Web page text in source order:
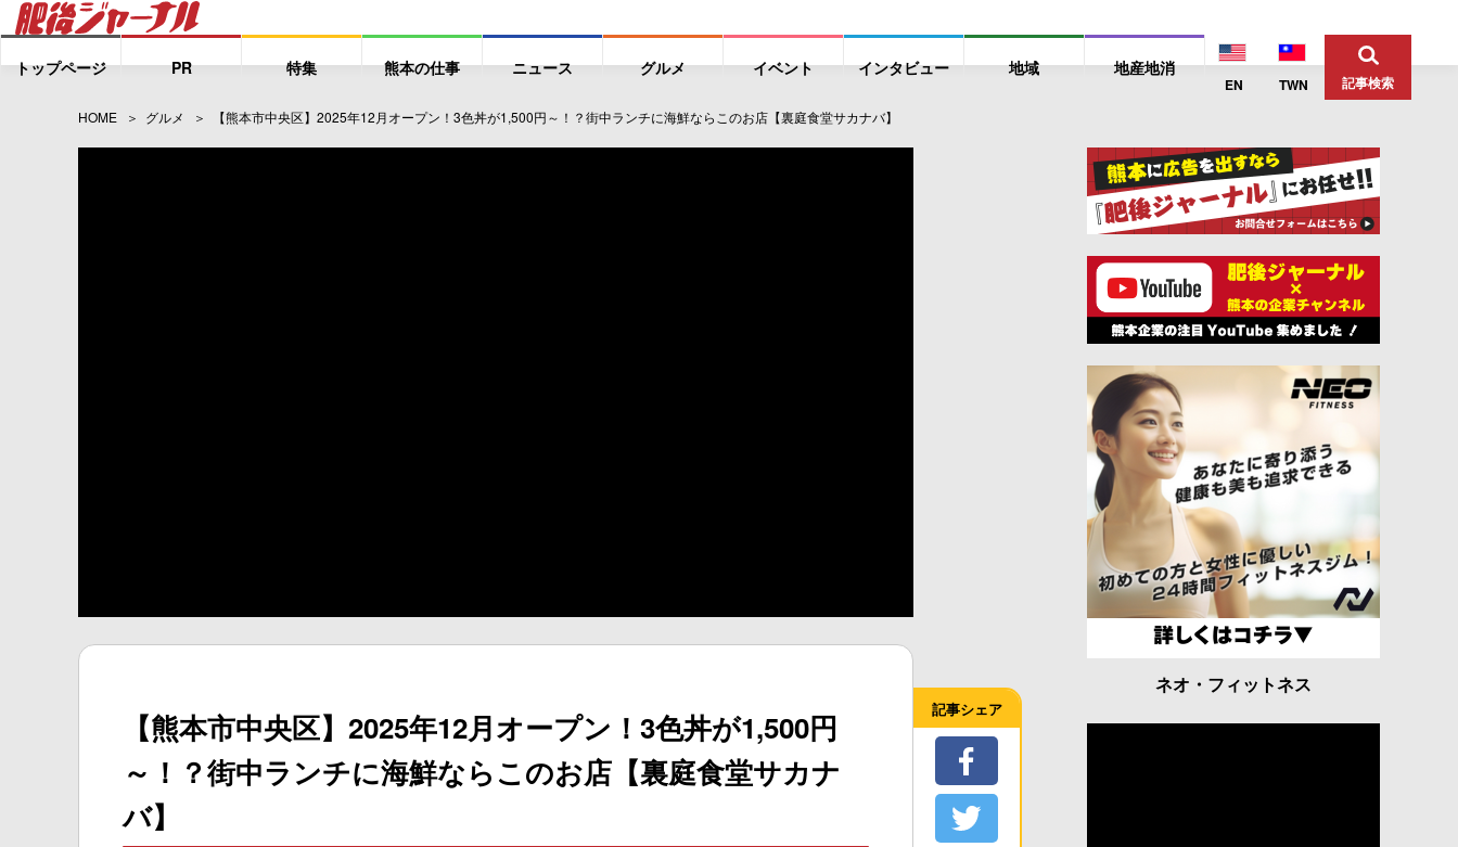
トップページ PR 特集 熊本の仕事 ニュース グルメ イベント インタビュー 地域 地産地消
EN TWN 記事検索
HOME グルメ 【熊本市中央区】2025年12月オープン！3色丼が1,500円～！？街中ランチに海鮮ならこのお店【裏庭食堂サカナバ】
【熊本市中央区】2025年12月オープン！3色丼が1,500円
～！？街中ランチに海鮮ならこのお店【裏庭食堂サカナ
バ】
記事シェア
ネオ・フィットネス